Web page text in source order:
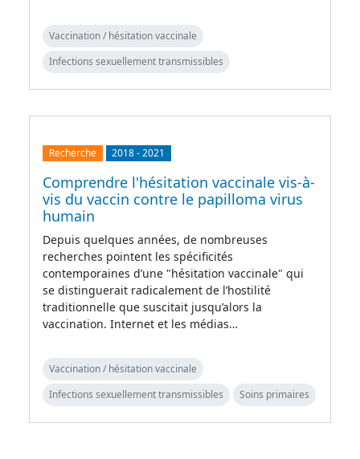
Vaccination / hésitation vaccinale
Infections sexuellement transmissibles
Recherche 2018-2021
Comprendre l'hésitation vaccinale vis-à-
vis du vaccin contre le papilloma virus
humain
Depuis quelques années, de nombreuses
recherches pointent les spécificités
contemporaines d’une "hésitation vaccinale" qui
se distinguerait radicalement de l’hostilité
traditionnelle que suscitait jusqu’alors la
vaccination. Internet et les médias…
Vaccination / hésitation vaccinale
Infections sexuellement transmissibles
Soins primaires